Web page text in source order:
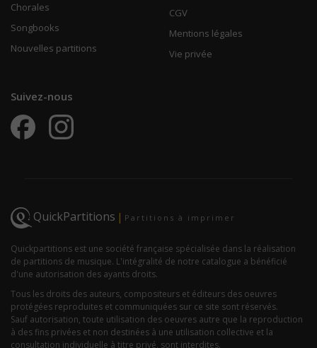
Chorales
Songbooks
Nouvelles partitions
CGV
Mentions légales
Vie privée
Suivez-nous
QuickPartitions | Partitions à imprimer
Quickpartitions est une société française spécialisée dans la réalisation
de partitions de musique. L'intégralité de notre catalogue a bénéficié
d'une autorisation des ayants droits.
Tous les droits des auteurs, compositeurs et éditeurs des oeuvres
protégées reproduites et communiquées sur ce site sont réservés.
Sauf autorisation, toute utilisation des oeuvres autre que la reproduction
à des fins privées et non destinées à une utilisation collective et la
consultation individuelle à titre privé, sont interdites.